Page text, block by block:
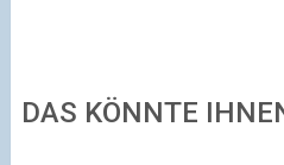
DAS KÖNNTE